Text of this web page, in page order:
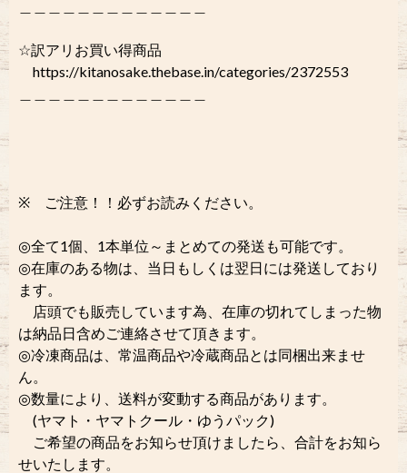
☆訳アリお買い得商品
https://kitanosake.thebase.in/categories/2372553
※ ご注意！！必ずお読みください。
◎全て1個、1本単位～まとめての発送も可能です。
◎在庫のある物は、当日もしくは翌日には発送しており
ます。
店頭でも販売しています為、在庫の切れてしまった物
は納品日含めご連絡させて頂きます。
◎冷凍商品は、常温商品や冷蔵商品とは同梱出来ませ
ん。
◎数量により、送料が変動する商品があります。
(ヤマト・ヤマトクール・ゆうパック)
ご希望の商品をお知らせ頂けましたら、合計をお知ら
せいたします。